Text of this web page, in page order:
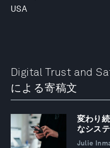
USA
Digital Trust and
による寄稿文
変わり
なシス
Julie